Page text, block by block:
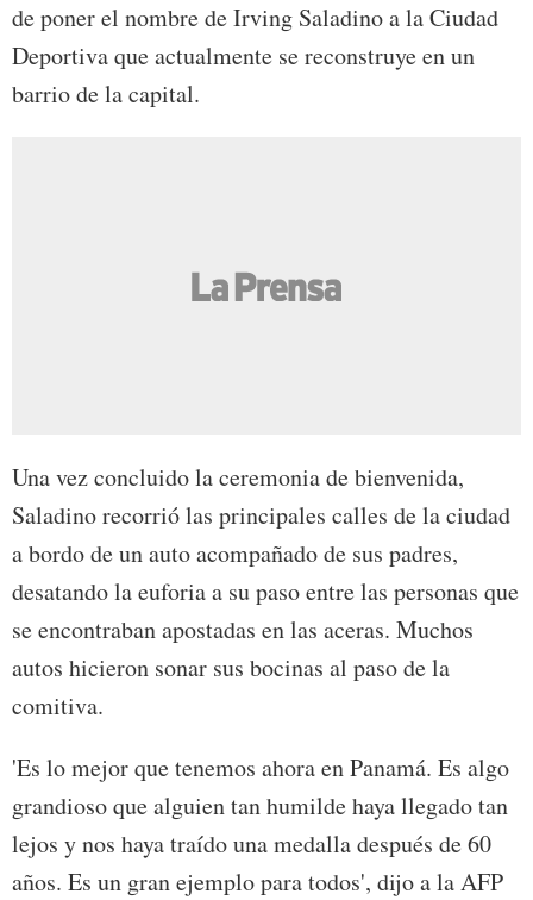
de poner el nombre de Irving Saladino a la Ciudad
Deportiva que actualmente se reconstruye en un
barrio de la capital.
Una vez concluido la ceremonia de bienvenida,
Saladino recorrió las principales calles de la ciudad
a bordo de un auto acompañado de sus padres,
desatando la euforia a su paso entre las personas que
se encontraban apostadas en las aceras. Muchos
autos hicieron sonar sus bocinas al paso de la
comitiva.
'Es lo mejor que tenemos ahora en Panamá. Es algo
grandioso que alguien tan humilde haya llegado tan
lejos y nos haya traído una medalla después de 60
años. Es un gran ejemplo para todos', dijo a la AFP